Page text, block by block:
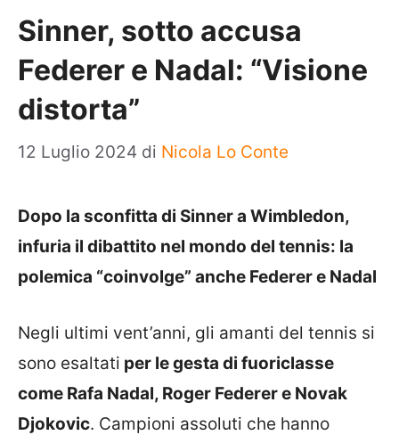
Sinner, sotto accusa
Federer e Nadal: “Visione
distorta”
12 Luglio 2024 di Nicola Lo Conte
Dopo la sconfitta di Sinner a Wimbledon,
infuria il dibattito nel mondo del tennis: la
polemica “coinvolge” anche Federer e Nadal
Negli ultimi vent’anni, gli amanti del tennis si
sono esaltati per le gesta di fuoriclasse
come Rafa Nadal, Roger Federer e Novak
Djokovic. Campioni assoluti che hanno